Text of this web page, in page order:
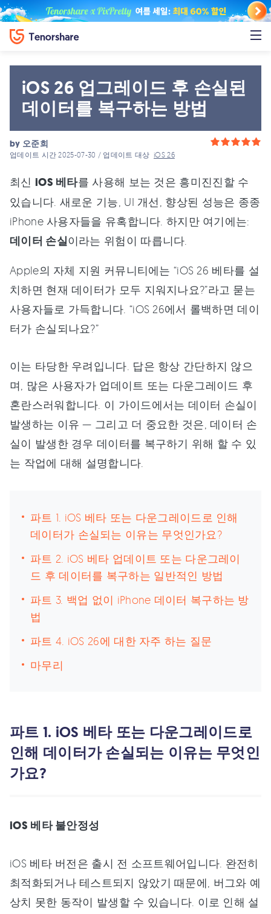
iOS 26 업그레이드 후 손실된
데이터를 복구하는 방법
by 오준희
업데이트 시간 2025-07-30 / 업데이트 대상iOS 26
최신 iOS 베타를 사용해 보는 것은 흥미진진할 수
있습니다. 새로운 기능, UI 개선, 향상된 성능은 종종
iPhone 사용자들을 유혹합니다. 하지만 여기에는:
데이터 손실이라는 위험이 따릅니다.
Apple의 자체 지원 커뮤니티에는 “iOS 26 베타를 설
치하면 현재 데이터가 모두 지워지나요?”라고 묻는
사용자들로 가득합니다. “iOS 26에서 롤백하면 데이
터가 손실되나요?”
이는 타당한 우려입니다. 답은 항상 간단하지 않으
며, 많은 사용자가 업데이트 또는 다운그레이드 후
혼란스러워합니다. 이 가이드에서는 데이터 손실이
발생하는 이유 — 그리고 더 중요한 것은, 데이터 손
실이 발생한 경우 데이터를 복구하기 위해 할 수 있
는 작업에 대해 설명합니다.
파트 1. iOS 베타 또는 다운그레이드로 인해
데이터가 손실되는 이유는 무엇인가요?
파트 2. iOS 베타 업데이트 또는 다운그레이
드 후 데이터를 복구하는 일반적인 방법
파트 3. 백업 없이 iPhone 데이터 복구하는 방
법
파트 4. iOS 26에 대한 자주 하는 질문
마무리
파트 1. iOS 베타 또는 다운그레이드로
인해 데이터가 손실되는 이유는 무엇인
가요?
iOS 베타 불안정성
iOS 베타 버전은 출시 전 소프트웨어입니다. 완전히
최적화되거나 테스트되지 않았기 때문에, 버그와 예
상치 못한 동작이 발생할 수 있습니다. 이로 인해 설